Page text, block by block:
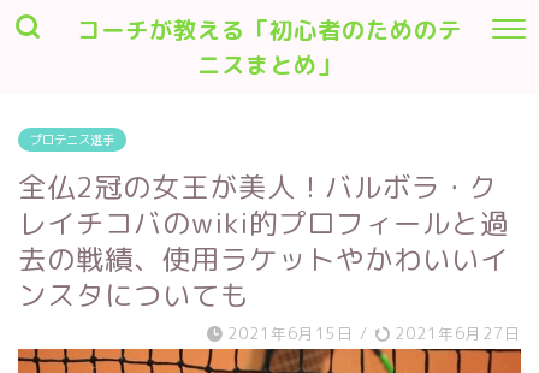
コーチが教える「初心者のためのテ
ニスまとめ」
プロテニス選手
全仏2冠の女王が美人！バルボラ・ク
レイチコバのwiki的プロフィールと過
去の戦績、使用ラケットやかわいいイ
ンスタについても
2021年6月15日 / 2021年6月27日